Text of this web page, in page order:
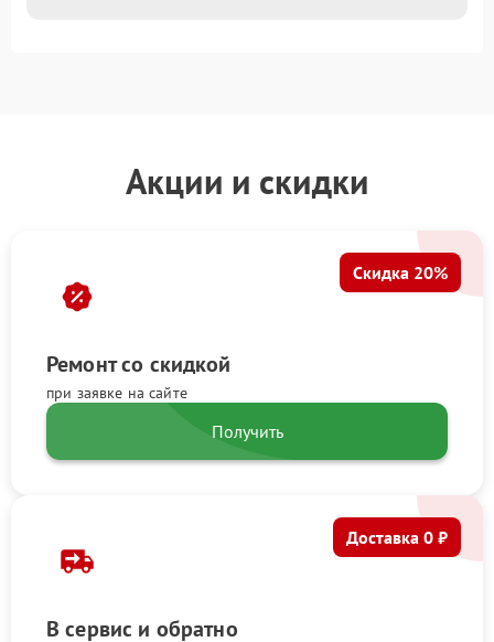
Акции и скидки
Ремонт со скидкой
при заявке на сайте
Скидка 20%
Получить
В сервис и обратно
Доставка 0 ₽